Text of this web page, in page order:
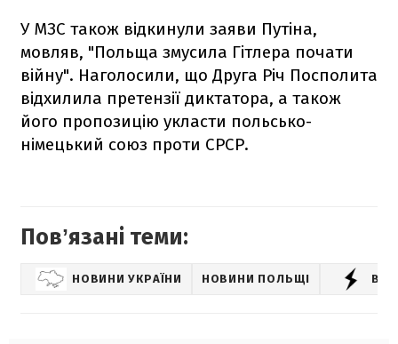
У МЗС також відкинули заяви Путіна,
мовляв, "Польща змусила Гітлера почати
війну". Наголосили, що Друга Річ Посполита
відхилила претензії диктатора, а також
його пропозицію укласти польсько-
німецький союз проти СРСР.
Повʼязані теми:
НОВИНИ УКРАЇНИ НОВИНИ ПОЛЬЩІ